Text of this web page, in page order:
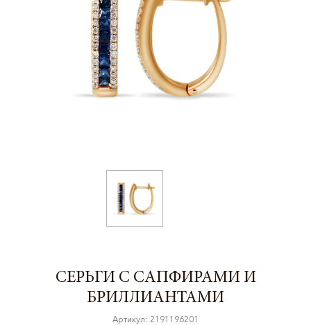
СЕРЬГИ С САПФИРАМИ И
БРИЛЛИАНТАМИ
Артикул: 2191196201